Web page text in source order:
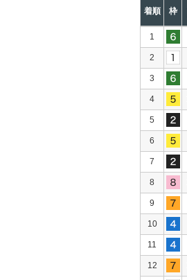
着順 枠
1
2
3
4
5
6
7
8
9
10
11
12